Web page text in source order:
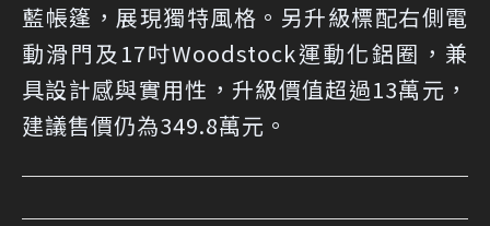
藍帳篷，展現獨特風格。另升級標配右側電
動滑門及17吋Woodstock運動化鋁圈，兼
具設計感與實用性，升級價值超過13萬元，
建議售價仍為349.8萬元。